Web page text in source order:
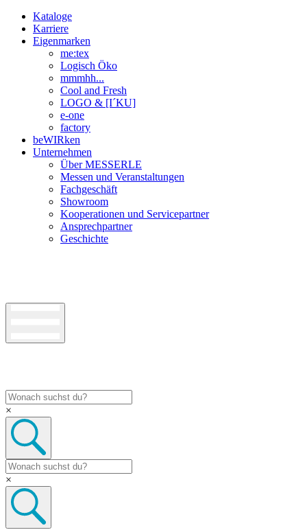
Kataloge
Karriere
Eigenmarken
me:tex
Logisch Öko
mmmhh...
Cool and Fresh
LOGO & [I´KU]
e-one
factory
beWIRken
Unternehmen
Über MESSERLE
Messen und Veranstaltungen
Fachgeschäft
Showroom
Kooperationen und Servicepartner
Ansprechpartner
Geschichte
×
×